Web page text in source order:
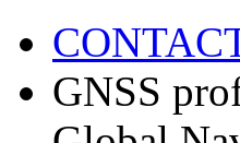
GNSS